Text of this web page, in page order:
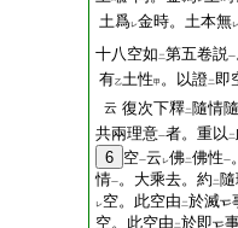
土爲レ金時。土本無レ
十八空如 二第五卷説一
有乙土性甲 。以證二 即
云 復次下釋二 隨情
共兩理意一者。重以 二
6 空一云 レ佛二佛性一
情一。大乘去。約 二
レ空。此空由 二於滅
空。此空由 二於即